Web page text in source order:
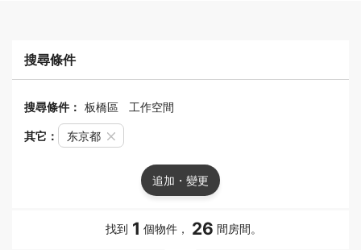
搜尋條件
搜尋條件： 板橋區 工作空間
其它： 东京都
追加・變更
找到 1 個物件， 26 間房間。